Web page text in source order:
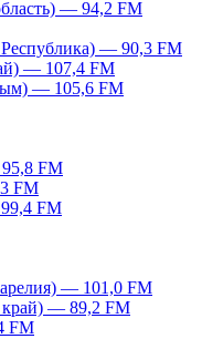
— 94,2 FM
— 90,3 FM
— 107,4 FM
— 105,6 FM
FM
FM
FM
— 101,0 FM
край) — 89,2 FM
FM